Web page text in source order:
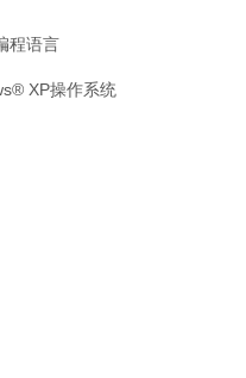
程语言
XP操作系统